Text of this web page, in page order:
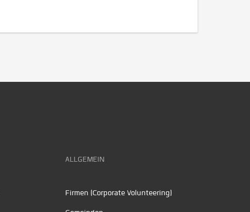
ALLGEMEIN
Firmen (Corporate Volunteering)